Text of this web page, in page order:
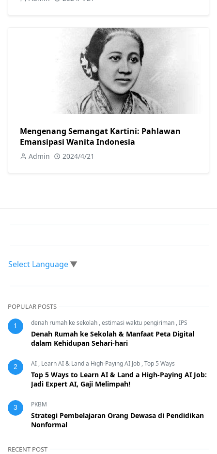
Mengenang Semangat Kartini: Pahlawan
Emansipasi Wanita Indonesia
Admin 2024/4/21
Select Language▼
POPULAR POSTS
1 denah rumah ke sekolah ,estimasi waktu pengiriman ,IPS
Denah Rumah ke Sekolah & Manfaat Peta Digital
dalam Kehidupan Sehari-hari
2 AI , Learn AI & Land a High-Paying AI Job ,Top 5 Ways
Top 5 Ways to Learn AI & Land a High-Paying AI Job:
Jadi Expert AI, Gaji Melimpah!
3 PKBM
Strategi Pembelajaran Orang Dewasa di Pendidikan
Nonformal
RECENT POST